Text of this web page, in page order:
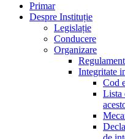
Primar
Despre Instituție
Legislație
Conducere
Organizare
Integritate
Cod
Lista